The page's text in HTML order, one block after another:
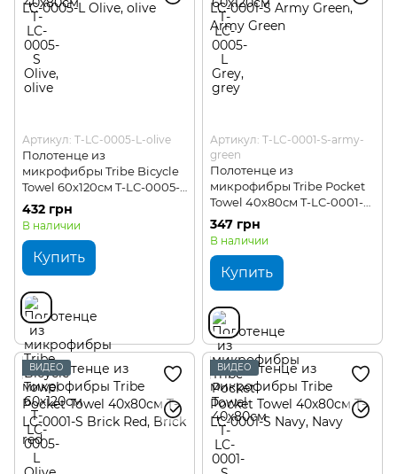
Артикул: T-LC-0005-L-olive
Полотенце из
микрофибры Tribe Bicycle
Towel 60х120см T-LC-0005-L
Olive
432 грн
В наличии
Купить
Артикул: T-LC-0001-S-army-
green
Полотенце из
микрофибры Tribe Pocket
Towel 40х80см T-LC-0001-S
Army Green
347 грн
В наличии
Купить
ВИДЕО ВИДЕО